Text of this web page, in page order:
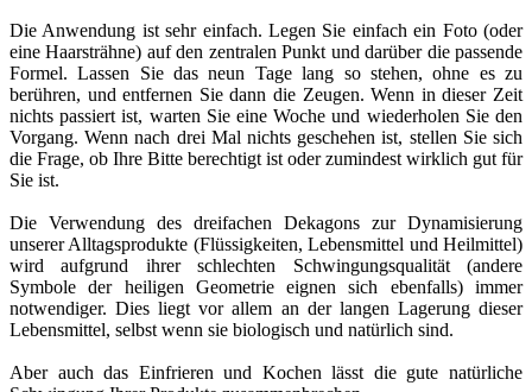
Die Anwendung ist sehr einfach. Legen Sie einfach ein Foto (oder
eine Haarsträhne) auf den zentralen Punkt und darüber die passende
Formel. Lassen Sie das neun Tage lang so stehen, ohne es zu
berühren, und entfernen Sie dann die Zeugen. Wenn in dieser Zeit
nichts passiert ist, warten Sie eine Woche und wiederholen Sie den
Vorgang. Wenn nach drei Mal nichts geschehen ist, stellen Sie sich
die Frage, ob Ihre Bitte berechtigt ist oder zumindest wirklich gut für
Sie ist.
Die Verwendung des dreifachen Dekagons zur Dynamisierung
unserer Alltagsprodukte (Flüssigkeiten, Lebensmittel und Heilmittel)
wird aufgrund ihrer schlechten Schwingungsqualität (andere
Symbole der heiligen Geometrie eignen sich ebenfalls) immer
notwendiger. Dies liegt vor allem an der langen Lagerung dieser
Lebensmittel, selbst wenn sie biologisch und natürlich sind.
Aber auch das Einfrieren und Kochen lässt die gute natürliche